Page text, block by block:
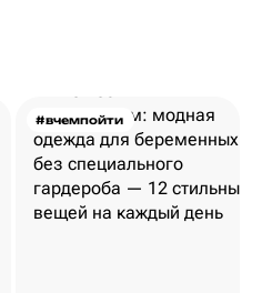
#вчемпойти